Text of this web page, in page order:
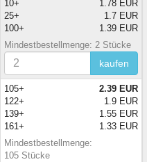
10+
1.78 EUR
25+
1.7 EUR
100+
1.39 EUR
Mindestbestellmenge: 2 Stücke
kaufen
105+
2.39 EUR
122+
1.9 EUR
139+
1.55 EUR
161+
1.33 EUR
Mindestbestellmenge:
105 Stücke